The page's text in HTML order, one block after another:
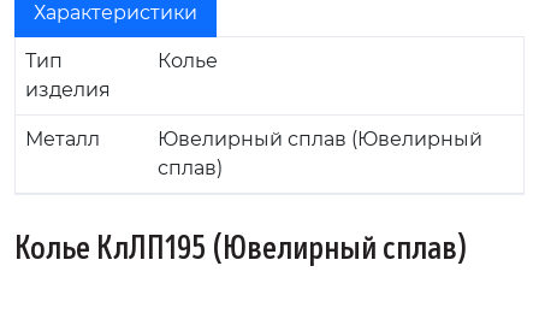
Характеристики
Тип
изделия
Колье
Металл
Ювелирный сплав (Ювелирный
сплав)
Колье КлЛП195 (Ювелирный сплав)